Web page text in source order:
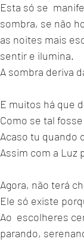
Esta só se
sombra, se não
as noites mais
sentir e ilumina.
A sombra deriva
E muitos há que
Como se tal
Acaso tu quando
Assim com a Luz
Agora, não terá
Ele só existe
Ao  escolheres
parando,